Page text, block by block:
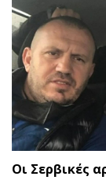
Οι Σερβικές